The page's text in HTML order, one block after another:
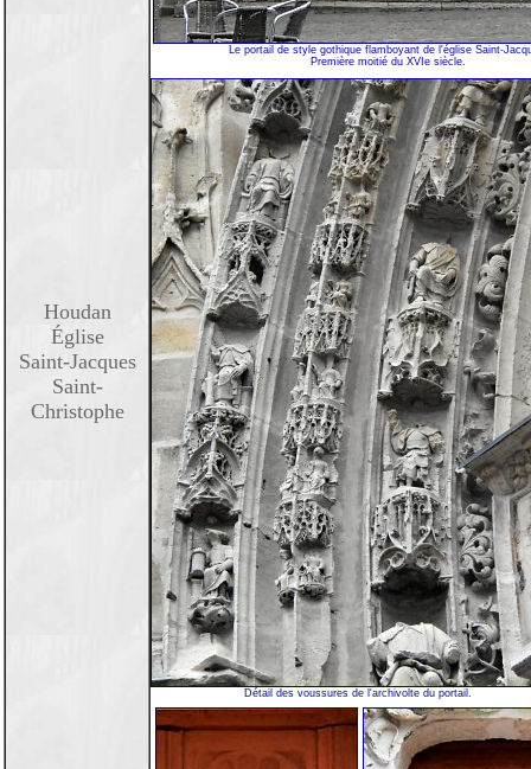
Houdan
Église
Saint-Jacques
Saint-
Christophe
Le portail de style gothique flamboyant de l'église Saint-
Première moitié du XVIe siècle.
Détail des voussures de l'archivolte du portail.